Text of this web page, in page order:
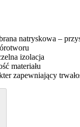
natryskowa –
izolacja
materiału
zapewniający